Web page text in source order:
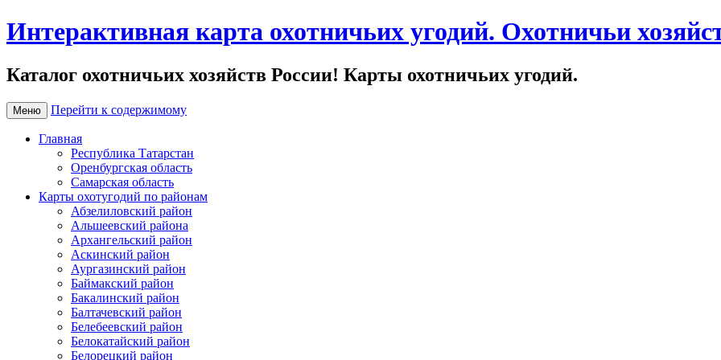
Интерактивная карта охотничьих угодий. Охотничьи
Каталог охотничьих хозяйств России! Карты охотничьих угодий.
Меню Перейти к содержимому
Главная
Республика Татарстан
Оренбургская область
Самарская область
Карты охотугодий по районам
Абзелиловский район
Альшеевский района
Архангельский район
Аскинский район
Аургазинский район
Баймакский район
Бакалинский район
Балтачевский район
Белебеевский район
Белокатайский район
Белорецкий район